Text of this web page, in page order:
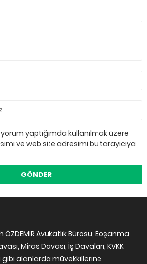
yaptığımda kullanılmak üzere
ve web site adresimi bu tarayıcıya
Avukatlık Bürosu, Boşanma
Miras Davası, İş Davaları, KVKK
gibi alanlarda müvekkillerine